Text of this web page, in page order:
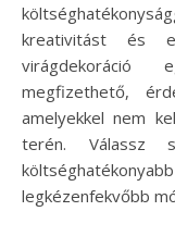
kreativitást és
megfizethető,
amelyekkel nem
terén. Válassz
legkézenfekvőbb